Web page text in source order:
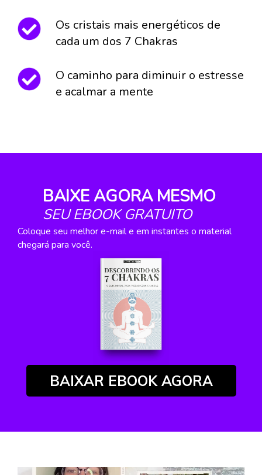
Os cristais mais energéticos de
cada um dos 7 Chakras
O caminho para diminuir o estresse
e acalmar a mente
BAIXAR EBOOK AGORA
BAIXE AGORA MESMO
SEU EBOOK GRATUITO
Coloque seu melhor e-mail e em instantes o material
chegará para você.